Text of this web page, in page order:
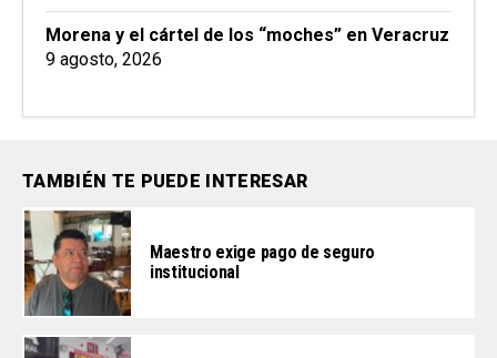
Morena y el cártel de los “moches” en Veracruz
9 agosto, 2026
TAMBIÉN TE PUEDE INTERESAR
Maestro exige pago de seguro
institucional